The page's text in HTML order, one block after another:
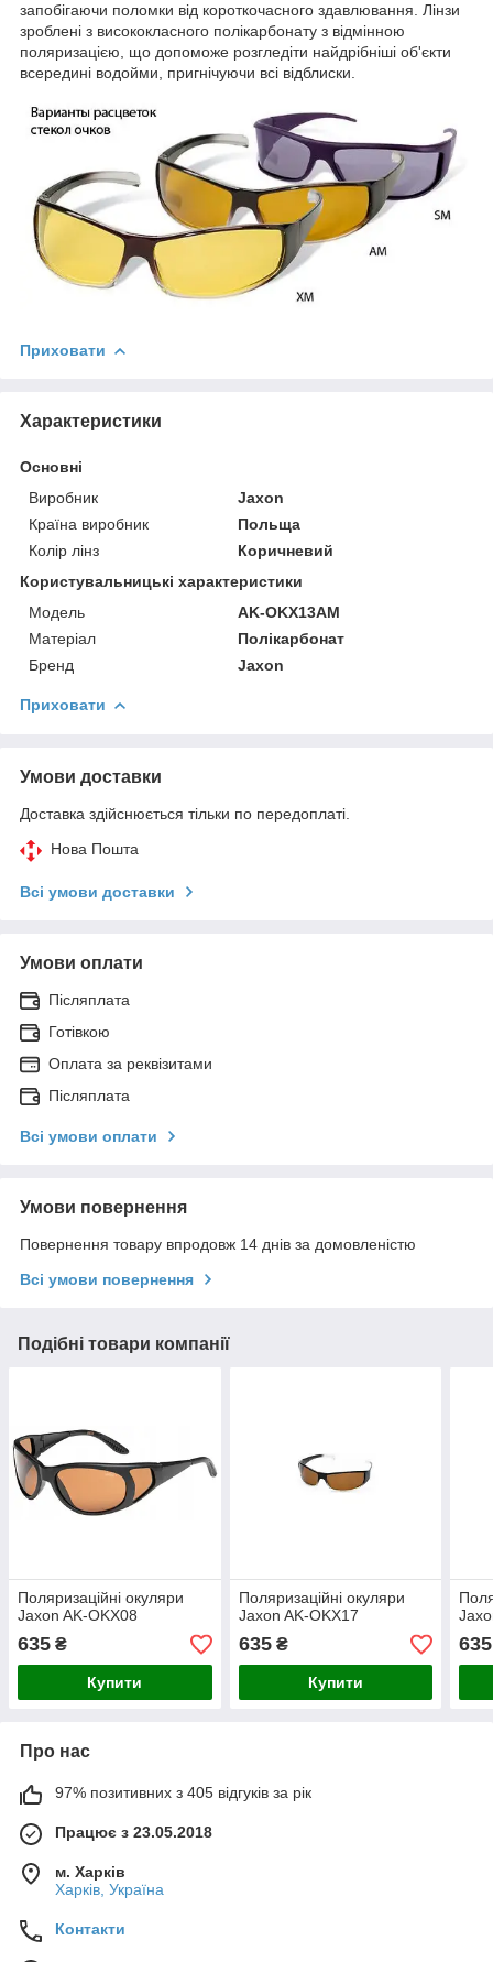
запобігаючи поломки від короткочасного здавлювання. Лінзи
зроблені з висококласного полікарбонату з відмінною
поляризацією, що допоможе розгледіти найдрібніші об'єкти
всередині водойми, пригнічуючи всі відблиски.
Приховати
Характеристики
Основні
Виробник
Jaxon
Країна виробник
Польща
Колір лінз
Коричневий
Користувальницькі характеристики
Модель
AK-OKX13AM
Матеріал
Полікарбонат
Бренд
Jaxon
Приховати
Умови доставки
Доставка здійснюється тільки по передоплаті.
Нова Пошта
Всі умови доставки
Умови оплати
Післяплата
Готівкою
Оплата за реквізитами
Післяплата
Всі умови оплати
Умови повернення
Повернення товару впродовж 14 днів за домовленістю
Всі умови повернення
Подібні товари компанії
Поляризаційні окуляри
Jaxon AK-OKX08
635 ₴
Купити
Поляризаційні окуляри
Jaxon AK-OKX17
635₴
Купити
635
Про нас
97% позитивних з 405 відгуків за рік
Працює з 23.05.2018
м. Харків
Харків, Україна
Контакти